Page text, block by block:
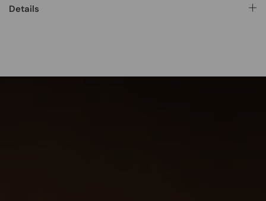
Details